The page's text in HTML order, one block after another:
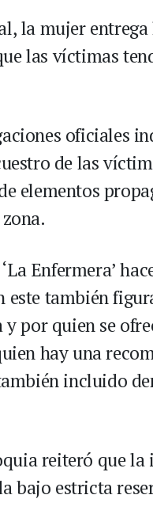
la mujer
las víctimas
oficiales
de las
elementos
Enfermera’
también
por quien se
hay una
también incluido
reiteró que
bajo estricta